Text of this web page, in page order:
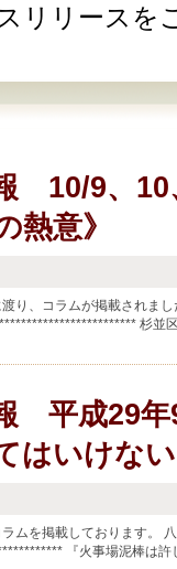
リリースを
10/9、
熱意》
り、コラムが掲載されま
杉
平成29
はいけな
ムを掲載しております。
『火事場泥棒は